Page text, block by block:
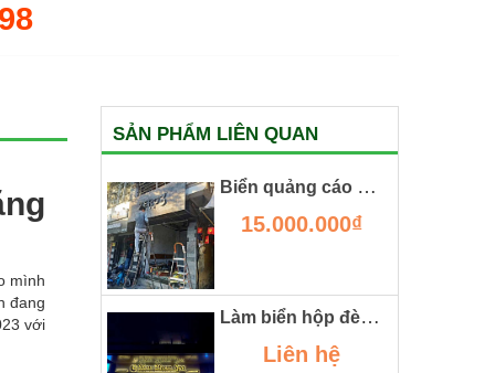
mình
đang
với
SẢN PHẨM LIÊN QUAN
Biển quảng cáo ốp gạch
15.000.000₫
Làm biển hộp đèn spa tại khu đô thị smart city
Liên hệ